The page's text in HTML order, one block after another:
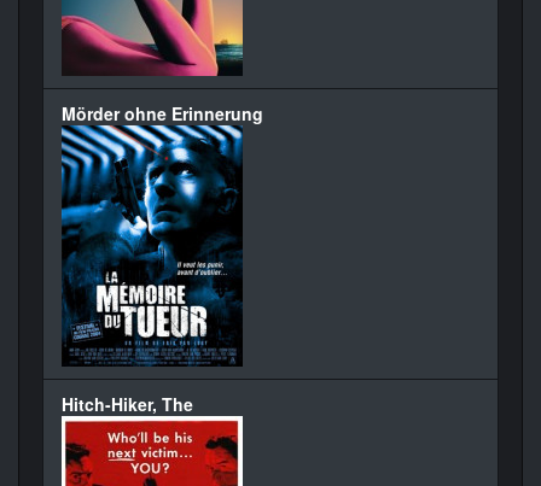
Mörder ohne Erinnerung
Hitch-Hiker, The